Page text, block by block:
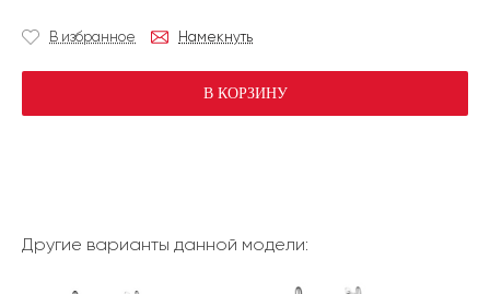
В избранное Намекнуть
В КОРЗИНУ
Другие варианты данной модели: